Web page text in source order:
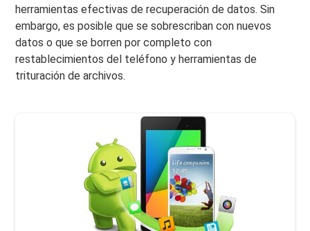
herramientas efectivas de recuperación de datos. Sin
embargo, es posible que se sobrescriban con nuevos
datos o que se borren por completo con
restablecimientos del teléfono y herramientas de
trituración de archivos.